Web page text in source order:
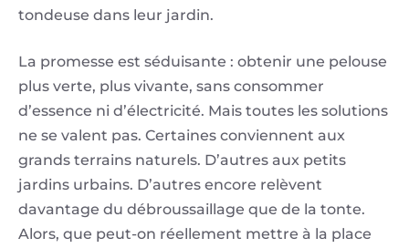
tondeuse dans leur jardin.
La promesse est séduisante : obtenir une pelouse
plus verte, plus vivante, sans consommer
d’essence ni d’électricité. Mais toutes les solutions
ne se valent pas. Certaines conviennent aux
grands terrains naturels. D’autres aux petits
jardins urbains. D’autres encore relèvent
davantage du débroussaillage que de la tonte.
Alors, que peut-on réellement mettre à la place